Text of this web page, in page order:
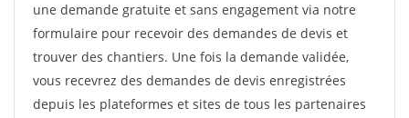
une demande gratuite et sans engagement via notre
formulaire pour recevoir des demandes de devis et
trouver des chantiers. Une fois la demande validée,
vous recevrez des demandes de devis enregistrées
depuis les plateformes et sites de tous les partenaires